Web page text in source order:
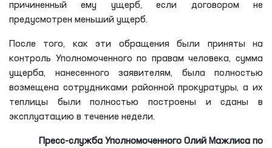
причиненный ему ущерб, если договором не
предусмотрен меньший ущерб.
После того, как эти обращения были приняты на
контроль Уполномоченного по правам человека, сумма
ущерба, нанесенного заявителям, была полностью
возмещена сотрудниками районной прокуратуры, а их
теплицы были полностью построены и сданы в
эксплуатацию в течение недели.
Пресс-служба Уполномоченного Олий Мажлиса по